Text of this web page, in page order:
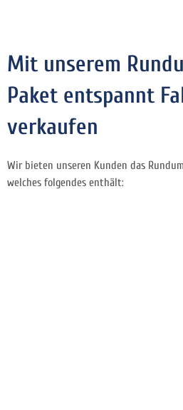
Mit unserem
Paket entspannt
verkaufen
Wir bieten unseren Kunden das
welches folgendes enthält: